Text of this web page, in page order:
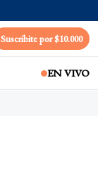
Suscribite por $10.000
EN VIVO